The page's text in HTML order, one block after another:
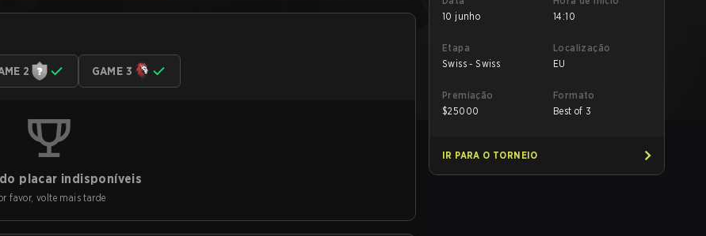
2 GAME 3
placar indisponíveis
favor, volte mais tarde
10 junho
14:10
Etapa
Swiss - Swiss
Localização
EU
Premiação
$25000
Formato
Best of 3
IR PARA O TORNEIO